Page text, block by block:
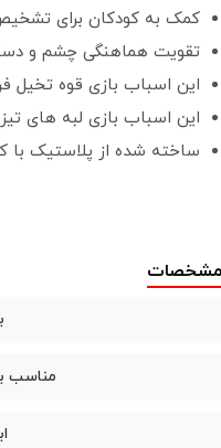
کمک به کودکان برای
تقویت هماهنگی چشم و
این اسباب بازی قوه تخیل
این اسباب بازی لبه های تیز
ساخته شده از پلاستیک با
مشخصات
مناسب